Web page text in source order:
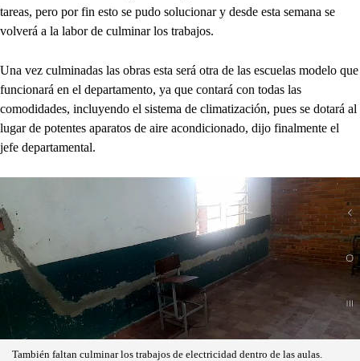
tareas, pero por fin esto se pudo solucionar y desde esta semana se
volverá a la labor de culminar los trabajos.
Una vez culminadas las obras esta será otra de las escuelas modelo que
funcionará en el departamento, ya que contará con todas las
comodidades, incluyendo el sistema de climatización, pues se dotará al
lugar de potentes aparatos de aire acondicionado, dijo finalmente el
jefe departamental.
También faltan culminar los trabajos de electricidad dentro de las aulas.